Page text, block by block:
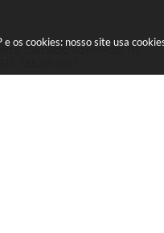
e os cookies: nosso site usa
Geraldo Azevedo, 115 -